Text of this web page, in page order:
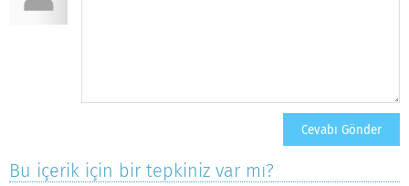
Bu içerik için bir tepkiniz var mı?